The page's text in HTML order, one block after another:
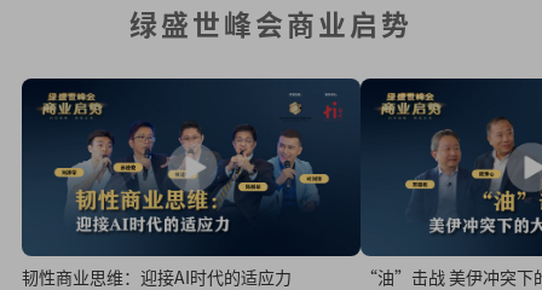
绿盛世峰会商业启势
韧性商业思维：迎接AI时代的适应力 “油”击战 美伊冲突下